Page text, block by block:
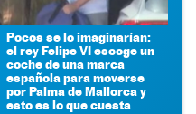
Pocos se lo imaginarían:
el rey Felipe VI escoge un
coche de una marca
española para moverse
por Palma de Mallorca y
esto es lo que cuesta